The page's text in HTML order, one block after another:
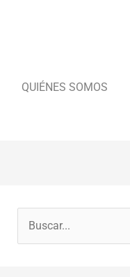
QUIÉNES SOMOS